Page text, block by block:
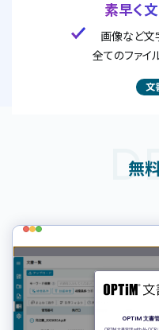
素早く
画像など
全てのファイ
文
無